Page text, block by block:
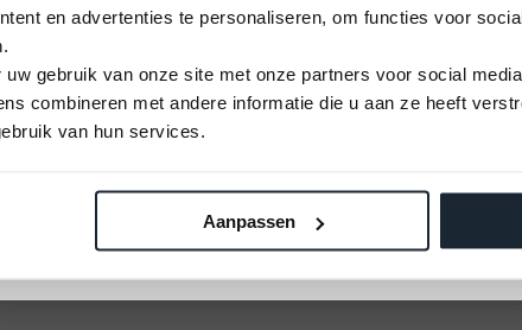
en advertenties te personaliseren, om functies voor
gebruik van onze site met onze partners voor social
combineren met andere informatie die u aan ze heeft
van hun services.
Aanpassen
U kunt alleen nog plekken reserveren op 12
September 2026
Vaarbewijs cursus
kan worden
dat u voldoende
motor die in staat
een benzine motor.
op zoek is naar